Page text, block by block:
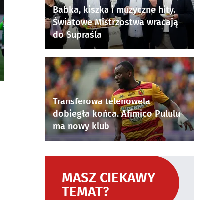
Babka, kiszka i muzyczne hity.
Światowe Mistrzostwa wracają
do Supraśla
Transferowa telenowela
dobiegła końca. Afimico Pululu
ma nowy klub
MASZ CIEKAWY
TEMAT?